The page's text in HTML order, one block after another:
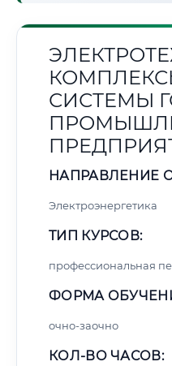
СИСТЕМЫ
НАПРАВЛЕНИЕ
Электроэнергетика
ТИП КУРСОВ:
профессиональная
ФОРМА
очно-заочно
КОЛ-ВО ЧАСОВ: